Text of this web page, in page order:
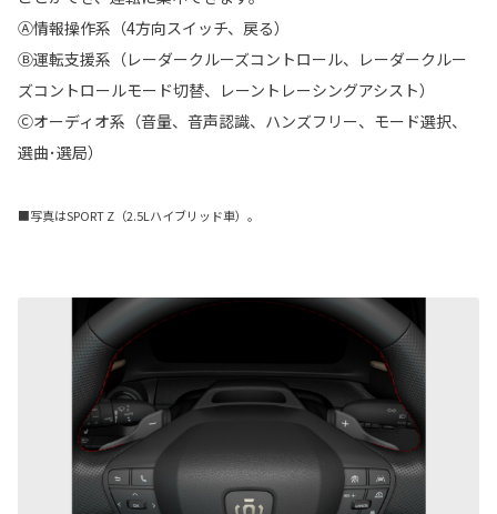
Ⓐ情報操作系（4方向スイッチ、戻る）
Ⓑ運転支援系（レーダークルーズコントロール、レーダークルー
ズコントロールモード切替、レーントレーシングアシスト）
Ⓒオーディオ系（音量、音声認識、ハンズフリー、モード選択、
選曲･選局）
■写真はSPORT Z（2.5Lハイブリッド車）。